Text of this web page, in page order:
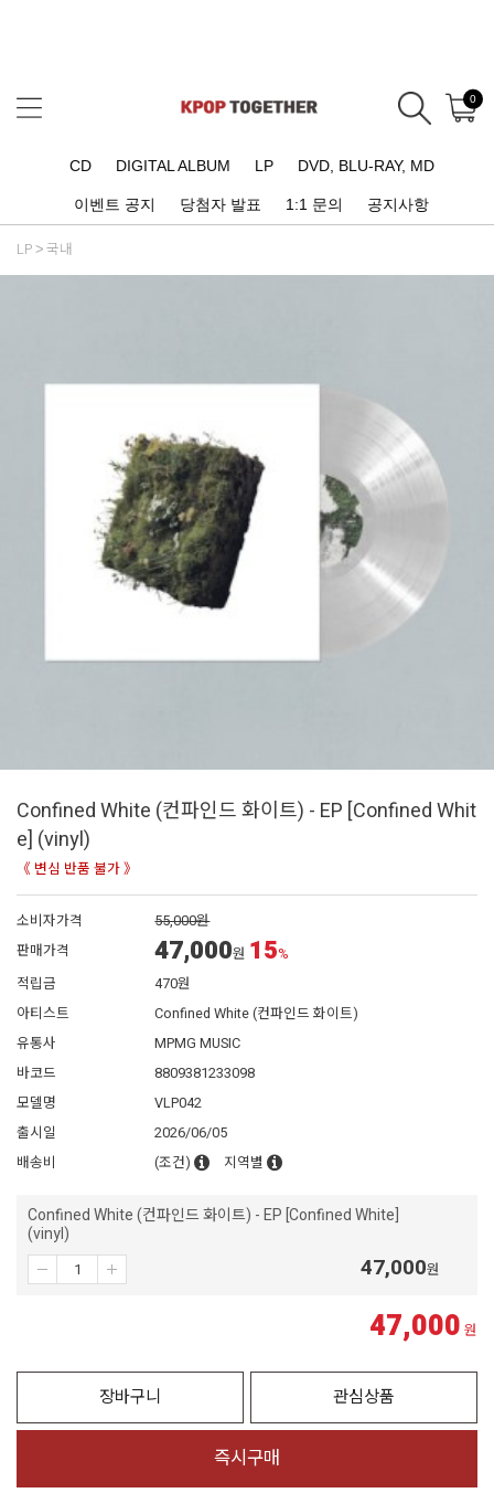
0
CD DIGITAL ALBUM LP DVD, BLU-RAY, MD
이벤트 공지 당첨자 발표 1:1 문의 공지사항
LP 국내
Confined White (컨파인드 화이트) - EP [Confined Whit
e] (vinyl)
《 변심 반품 불가 》
소비자가격
55,000원
판매가격
47,000원 15%
적립금
470원
아티스트
Confined White (컨파인드 화이트)
유통사
MPMG MUSIC
바코드
8809381233098
모델명
VLP042
출시일
2026/06/05
배송비
(조건) 지역별
Confined White (컨파인드 화이트) - EP [Confined White]
(vinyl)
47,000원
47,000 원
장바구니 관심상품
즉시구매